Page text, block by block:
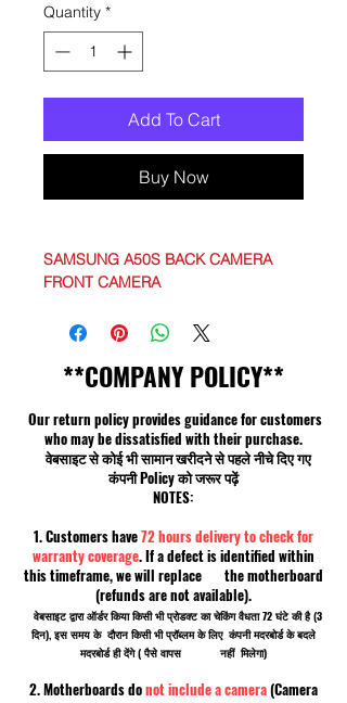
Quantity *
Add To Cart
Buy Now
SAMSUNG A50S BACK CAMERA
FRONT CAMERA
**COMPANY POLICY**
Our return policy provides guidance for customers
who may be dissatisfied with their purchase.
वेबसाइट से कोई भी सामान खरीदने से पहले नीचे दिए गए
कंपनी Policy को जरूर पढ़ें
NOTES:
1. Customers have72 hours delivery to check for
warranty coverage. If a defect is identified within
this timeframe, we will replace the motherboard
(refunds are not available).
वेबसाइट द्वारा ऑर्डर किया किसी भी प्रोडक्ट का चेकिंग वैधता 72 घंटे की है (3
दिन), इस समय के दौरान किसी भी प्रॉब्लम के लिए कंपनी मदरबोर्ड के बदले
मदरबोर्ड ही देंगे ( पैसे वापस नहीं मिलेगा)
2. Motherboards donot include a camera(Camera